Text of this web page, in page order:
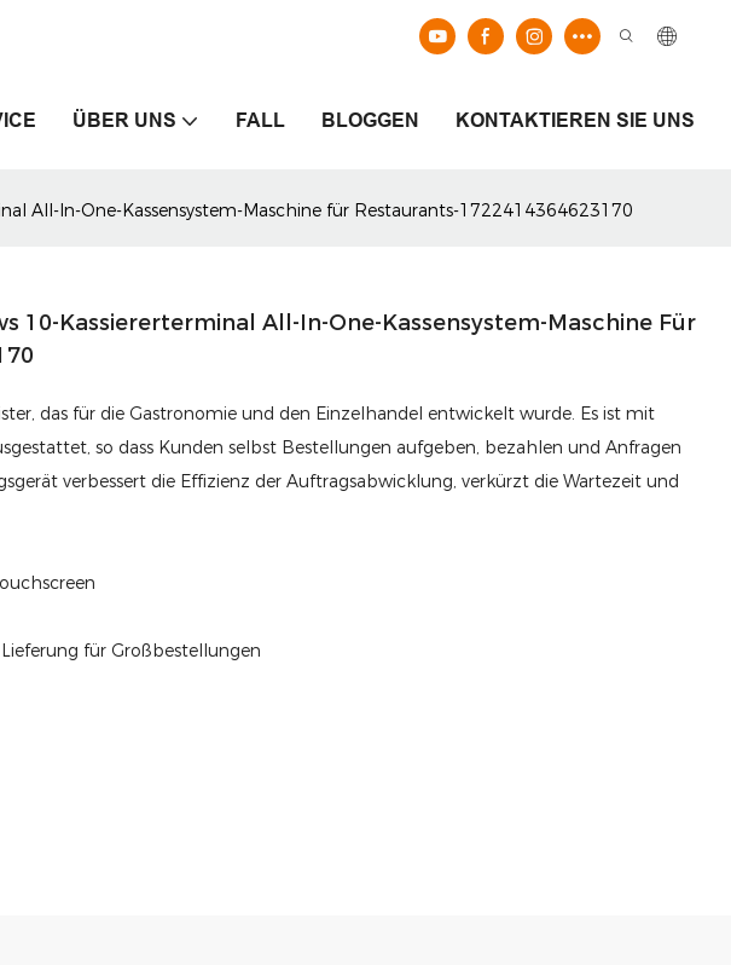
ÜBER UNS FALL BLOGGEN KONTAKTIEREN SIE UNS
All-In-One-Kassensystem-Maschine für Restaurants-1722414364623170
10-Kassiererterminal All-In-One-Kassensystem-Maschine Für
das für die Gastronomie und den Einzelhandel entwickelt wurde. Es ist mit
so dass Kunden selbst Bestellungen aufgeben, bezahlen und Anfragen
verbessert die Effizienz der Auftragsabwicklung, verkürzt die Wartezeit und
für Großbestellungen